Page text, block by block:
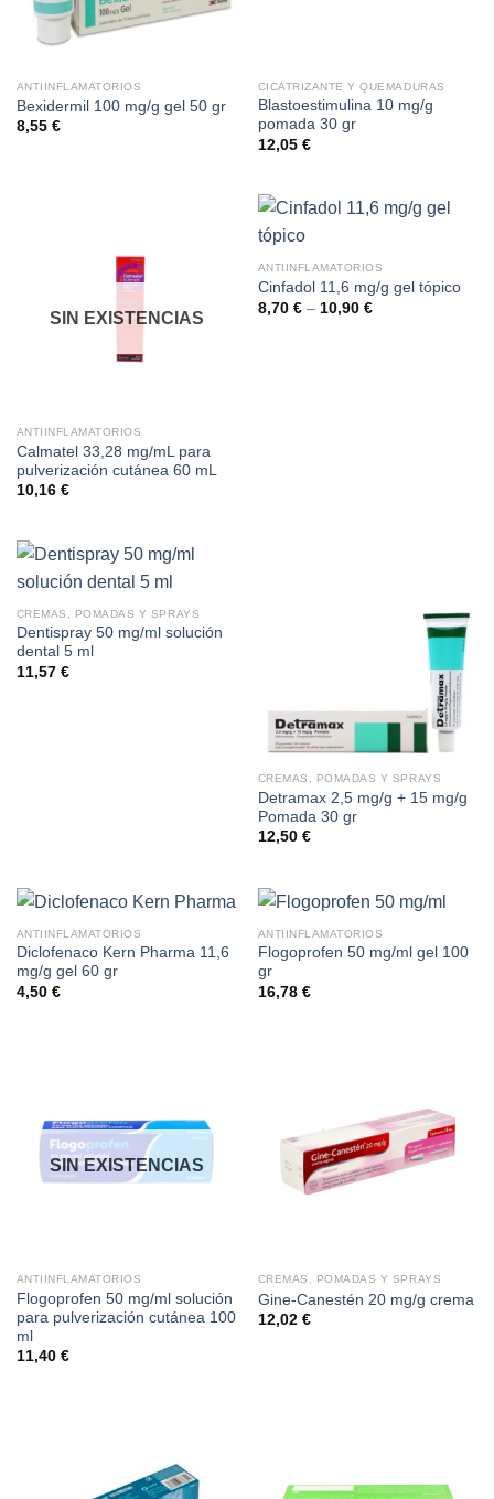
ANTIINFLAMATORIOS
Bexidermil 100 mg/g gel 50 gr
8,55 €
CICATRIZANTE Y QUEMADURAS
Blastoestimulina 10 mg/g
pomada 30 gr
12,05 €
SIN EXISTENCIAS
ANTIINFLAMATORIOS
Calmatel 33,28 mg/mL para
pulverización cutánea 60 mL
10,16 €
ANTIINFLAMATORIOS
Cinfadol 11,6 mg/g gel tópico
8,70 €– 10,90 €
CREMAS, POMADAS Y SPRAYS
Dentispray 50 mg/ml solución
dental 5 ml
11,57 €
CREMAS, POMADAS Y SPRAYS
Detramax 2,5 mg/g + 15 mg/g
Pomada 30 gr
12,50 €
ANTIINFLAMATORIOS
Diclofenaco Kern Pharma 11,6
mg/g gel 60 gr
4,50 €
ANTIINFLAMATORIOS
Flogoprofen 50 mg/ml gel 100
gr
16,78 €
SIN EXISTENCIAS
ANTIINFLAMATORIOS
Flogoprofen 50 mg/ml solución
para pulverización cutánea 100
ml
11,40 €
CREMAS, POMADAS Y SPRAYS
Gine-Canestén 20 mg/g crema
12,02 €